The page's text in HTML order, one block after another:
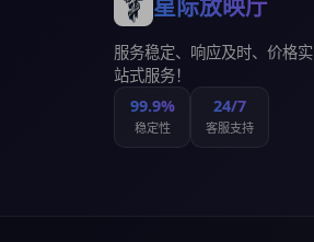
星际放映厅
服务稳定、响应及时、价格
站式服务！
99.9%
稳定性
24/7
客服支持